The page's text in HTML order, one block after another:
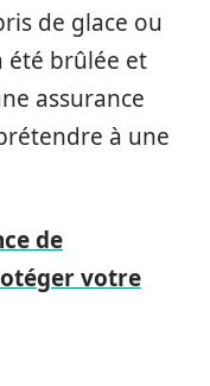
de glace ou
été brûlée et
assurance
à une
de
votre